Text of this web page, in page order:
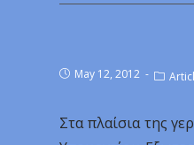
May 12, 2012
Στα πλαίσια της